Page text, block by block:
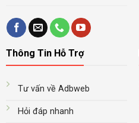
Thông Tin Hỗ Trợ
Tư vấn về Adbweb
Hỏi đáp nhanh